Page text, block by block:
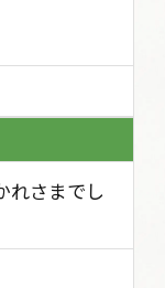
れさまでし